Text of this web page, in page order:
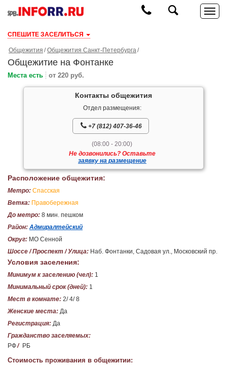
СПЕШИТЕ ЗАСЕЛИТЬСЯ
Общежития Общежития Санкт-Петербурга
Общежитие на Фонтанке
Места есть от 220 руб.
Контакты общежития
Отдел размещения:
+7 (812) 407-36-46
(08:00 - 20:00)
Не дозвонились? Оставьте
заявку на размещение
Расположение общежития:
Метро: Спасская
Ветка: Правобережная
До метро: 8 мин. пешком
Район: Адмиралтейский
Округ: МО Сенной
Шоссе / Проспект / Улица: Наб. Фонтанки, Садовая ул., Московский пр.
Условия заселения:
Минимум к заселению (чел): 1
Минимальный срок (дней): 1
Мест в комнате: 2/ 4/ 8
Женские места: Да
Регистрация: Да
Гражданство заселяемых:
РФ/ РБ
Стоимость проживания в общежитии: